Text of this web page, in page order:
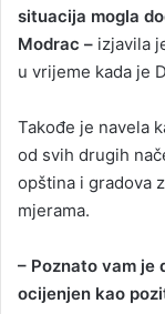
situacija mogla
Modrac – izjavila
u vrijeme kada je
Takođe je navela
od svih drugih
opština i gradova
mjerama.
– Poznato vam je
ocijenjen kao